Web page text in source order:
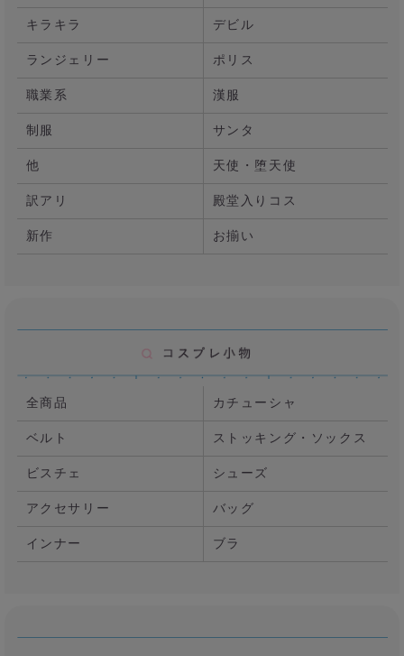
キラキラ
デビル
ランジェリー
ポリス
職業系
漢服
制服
サンタ
他
天使・堕天使
訳アリ
殿堂入りコス
新作
お揃い
全商品
カチューシャ
ベルト
ストッキング・ソックス
ビスチェ
シューズ
アクセサリー
バッグ
インナー
ブラ